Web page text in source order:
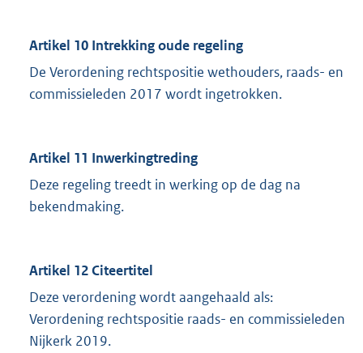
Artikel 10 Intrekking oude regeling
De Verordening rechtspositie wethouders, raads- en
commissieleden 2017 wordt ingetrokken.
Artikel 11 Inwerkingtreding
Deze regeling treedt in werking op de dag na
bekendmaking.
Artikel 12 Citeertitel
Deze verordening wordt aangehaald als:
Verordening rechtspositie raads- en commissieleden
Nijkerk 2019.